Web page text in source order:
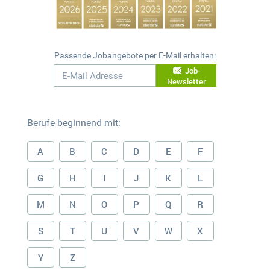
Passende Jobangebote per E-Mail erhalten:
Job-
Newsletter
Berufe beginnend mit:
A B C D E F
G H I J K L
M N O P Q R
S T U V W X
Y Z